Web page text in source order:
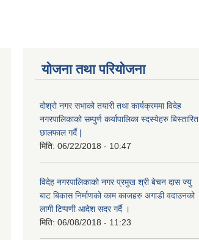
योजना तथा परियोजना
दोश्रो नगर सभाको तयारी तथा कार्यक्रममा विदेह
नगरपालिकाको सम्पुर्ण कर्यापालिका स्दस्येहरु बिस्तारित
छालफाल गर्दै |
मिति: 06/22/2018 - 10:47
विदेह नगरपालिकाको नगर प्रमुख श्री बेचन दास ज्यु
बाट बिकास निर्माणको काम काजहरु अगाडी वदाउनको
लागी टिप्पणी आदेश सदर गर्दै ।
मिति: 06/08/2018 - 11:23